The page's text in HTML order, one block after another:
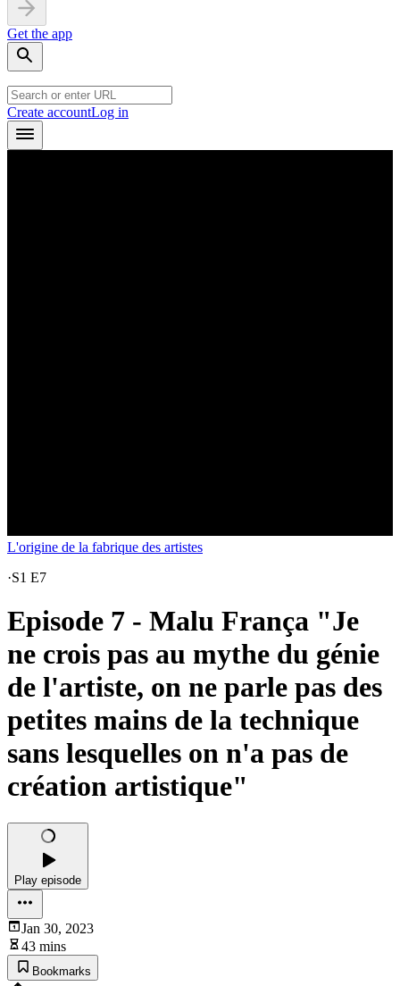
Get the app
Create accountLog in
L'origine de la fabrique des artistes
·S1 E7
Episode 7 - Malu França "Je
ne crois pas au mythe du génie
de l'artiste, on ne parle pas des
petites mains de la technique
sans lesquelles on n'a pas de
création artistique"
Play episode
Jan 30, 2023
43 mins
Bookmarks